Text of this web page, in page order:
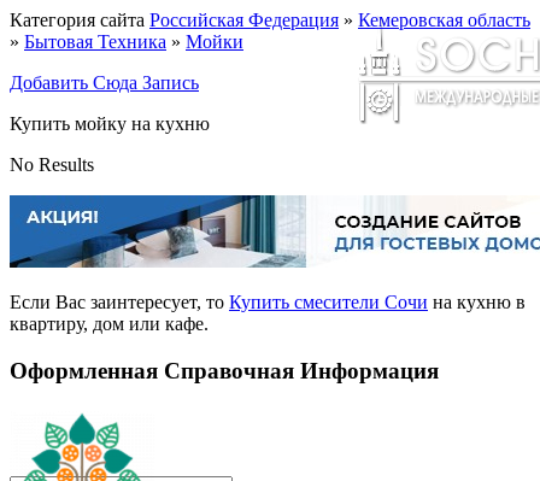
Категория сайта Российская Федерация » Кемеровская область
» Бытовая Техника » Мойки
Добавить Сюда Запись
Купить мойку на кухню
No Results
Если Вас заинтересует, то Купить смесители Сочи на кухню в
квартиру, дом или кафе.
Оформленная Справочная Информация